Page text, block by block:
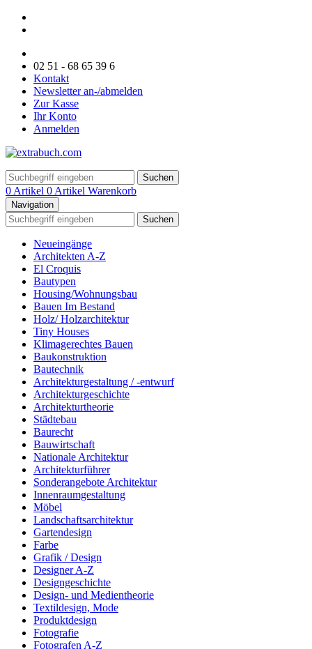
02 51 - 68 65 39 6
Kontakt
Newsletter an-/abmelden
Zur Kasse
Ihr Konto
Anmelden
Suchen
0 Artikel 0 Artikel Warenkorb
Navigation
Suchen
Neueingänge
Architekten A-Z
El Croquis
Bautypen
Housing/Wohnungsbau
Bauen Im Bestand
Holz/ Holzarchitektur
Tiny Houses
Klimagerechtes Bauen
Baukonstruktion
Bautechnik
Architekturgestaltung / -entwurf
Architekturgeschichte
Architekturtheorie
Städtebau
Baurecht
Bauwirtschaft
Nationale Architektur
Architekturführer
Sonderangebote Architektur
Innenraumgestaltung
Möbel
Landschaftsarchitektur
Gartendesign
Farbe
Grafik / Design
Designer A-Z
Designgeschichte
Design- und Medientheorie
Textildesign, Mode
Produktdesign
Fotografie
Fotografen A-Z